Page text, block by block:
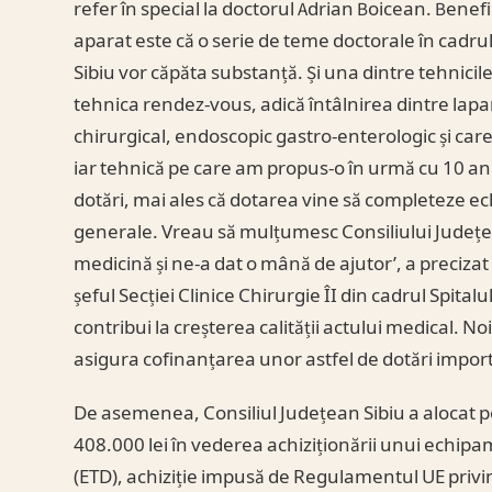
refer în special la doctorul Adrian Boicean.
aparat este că o serie de teme doctorale în
Sibiu vor căpăta substanță. Și una dintre
tehnica rendez-vous, adică întâlnirea dintre
chirurgical, endoscopic gastro-enterologic și
iar tehnică pe care am propus-o în urmă cu 10
dotări, mai ales că dotarea vine să completeze
generale. Vreau să mulțumesc Consiliului
medicină și ne-a dat o mână de ajutor’, a
șeful Secției Clinice Chirurgie ÎI din cadrul
contribui la creșterea calității actului medical.
asigura cofinanțarea unor astfel de dotări
De asemenea, Consiliul Județean Sibiu a
408.000 lei în vederea achiziționării unui
(ETD), achiziție impusă de Regulamentul UE